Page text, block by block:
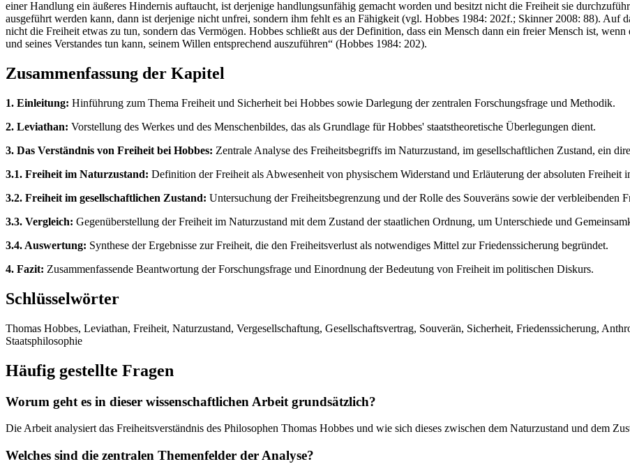
einer Handlung ein äußeres Hindernis auftaucht, ist derjenige handlungsunfähig gemacht worden und besitzt nicht die Freiheit sie
ausgeführt werden kann, dann ist derjenige nicht unfrei, sondern ihm fehlt es an Fähigkeit (vgl. Hobbes 1984: 202f.; Skinner 2008: 88). Auf
nicht die Freiheit etwas zu tun, sondern das Vermögen. Hobbes schließt aus der Definition, dass ein Mensch dann ein freier Mensch ist,
und seines Verstandes tun kann, seinem Willen entsprechend auszuführen“ (Hobbes 1984: 202).
Zusammenfassung der Kapitel
1. Einleitung: Hinführung zum Thema Freiheit und Sicherheit bei Hobbes sowie Darlegung der zentralen Forschungsfrage und Methodik.
2. Leviathan: Vorstellung des Werkes und des Menschenbildes, das als Grundlage für Hobbes' staatstheoretische Überlegungen dient.
3. Das Verständnis von Freiheit bei Hobbes: Zentrale Analyse des Freiheitsbegriffs im Naturzustand, im gesellschaftlichen Zustand, ein
3.1. Freiheit im Naturzustand: Definition der Freiheit als Abwesenheit von physischem Widerstand und Erläuterung der absoluten Freiheit
3.2. Freiheit im gesellschaftlichen Zustand: Untersuchung der Freiheitsbegrenzung und der Rolle des Souveräns sowie der verbleibenden
3.3. Vergleich: Gegenüberstellung der Freiheit im Naturzustand mit dem Zustand der staatlichen Ordnung, um Unterschiede und
3.4. Auswertung: Synthese der Ergebnisse zur Freiheit, die den Freiheitsverlust als notwendiges Mittel zur Friedenssicherung begründet.
4. Fazit: Zusammenfassende Beantwortung der Forschungsfrage und Einordnung der Bedeutung von Freiheit im politischen Diskurs.
Schlüsselwörter
Thomas Hobbes, Leviathan, Freiheit, Naturzustand, Vergesellschaftung, Gesellschaftsvertrag, Souverän, Sicherheit, Friedenssicherung,
Staatsphilosophie
Häufig gestellte Fragen
Worum geht es in dieser wissenschaftlichen Arbeit grundsätzlich?
Die Arbeit analysiert das Freiheitsverständnis des Philosophen Thomas Hobbes und wie sich dieses zwischen dem Naturzustand und dem
Welches sind die zentralen Themenfelder der Analyse?